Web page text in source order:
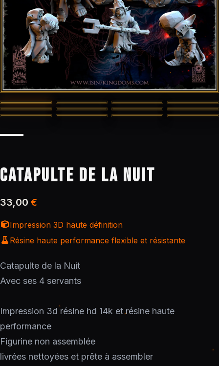
CATAPULTE DE LA NUIT
33,00 €
Impression 3D haute définition
Résine haute performance flexible et résistante
Catapulte de la Nuit
Avec ses 4 servants
Impression 3d résine hd 14k et résine haute
performance
Figurine non assemblée
livrées nettoyées et prête à assembler